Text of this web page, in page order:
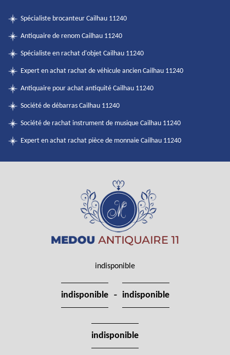
Spécialiste brocanteur Cailhau 11240
Antiquaire de renom Cailhau 11240
Spécialiste en rachat d'objet Cailhau 11240
Expert en achat rachat de véhicule ancien Cailhau 11240
Antiquaire pour achat antiquité Cailhau 11240
Société de débarras Cailhau 11240
Société de rachat instrument de musique Cailhau 11240
Expert en achat rachat pièce de monnaie Cailhau 11240
indisponible
indisponible - indisponible
indisponible